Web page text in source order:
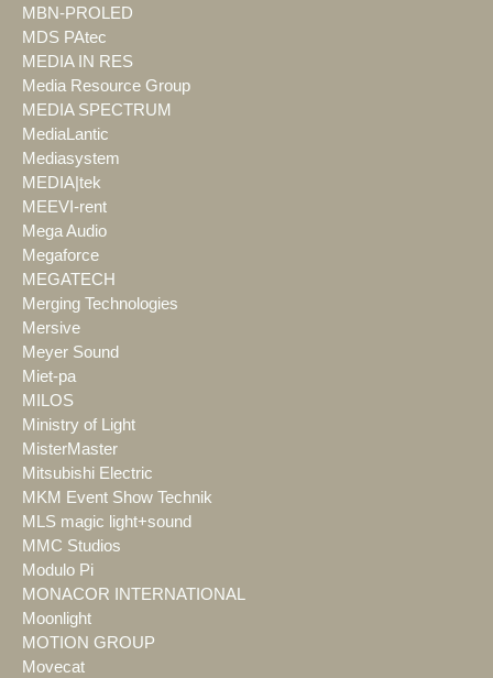
MBN-PROLED
MDS PAtec
MEDIA IN RES
Media Resource Group
MEDIA SPECTRUM
MediaLantic
Mediasystem
MEDIA|tek
MEEVI-rent
Mega Audio
Megaforce
MEGATECH
Merging Technologies
Mersive
Meyer Sound
Miet-pa
MILOS
Ministry of Light
MisterMaster
Mitsubishi Electric
MKM Event Show Technik
MLS magic light+sound
MMC Studios
Modulo Pi
MONACOR INTERNATIONAL
Moonlight
MOTION GROUP
Movecat